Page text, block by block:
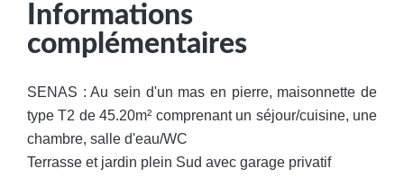
Informations
complémentaires
SENAS : Au sein d'un mas en pierre, maisonnette de
type T2 de 45.20m² comprenant un séjour/cuisine, une
chambre, salle d'eau/WC
Terrasse et jardin plein Sud avec garage privatif